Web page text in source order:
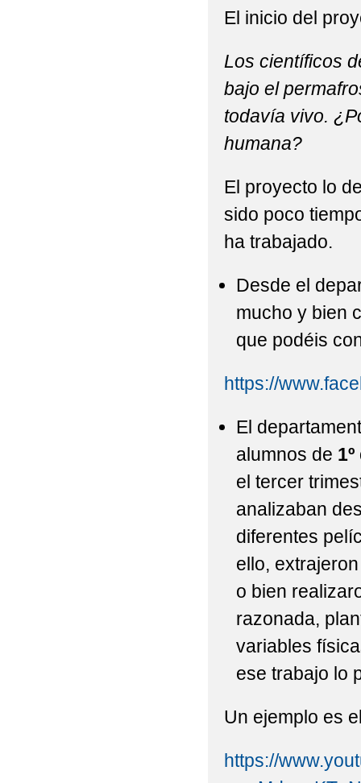
El inicio del
Los científicos
bajo el
todavía vivo.
humana?
El proyecto lo
sido poco
ha trabajado.
Desde el
mucho y bien
que podéis
https://
El
alumnos de
el tercer
analizaban
diferentes
ello,
o bien
razonada,
variables
ese trabajo lo
Un ejemplo es
https://